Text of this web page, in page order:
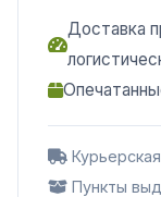
Доставка
Пункты